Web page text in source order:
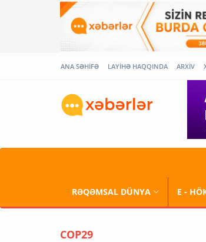
ANA SƏHİFƏ LAYİHƏ HAQQINDA ARXİV
RƏQƏMSAL DÜNYA E -
COP29